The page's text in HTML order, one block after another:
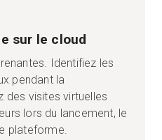
sur le cloud
Identifiez les
pendant la
des visites virtuelles
lors du lancement, le
plateforme.